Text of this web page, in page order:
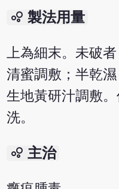
bubble_chart 製法用量
上為細末。未破
清蜜調敷；半乾
生地黃研汁調敷
洗。
bubble_chart 主治